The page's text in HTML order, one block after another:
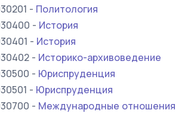
- Политология
- История
- История
- Историко-архивоведение
- Юриспруденция
- Юриспруденция
- Международные отношения